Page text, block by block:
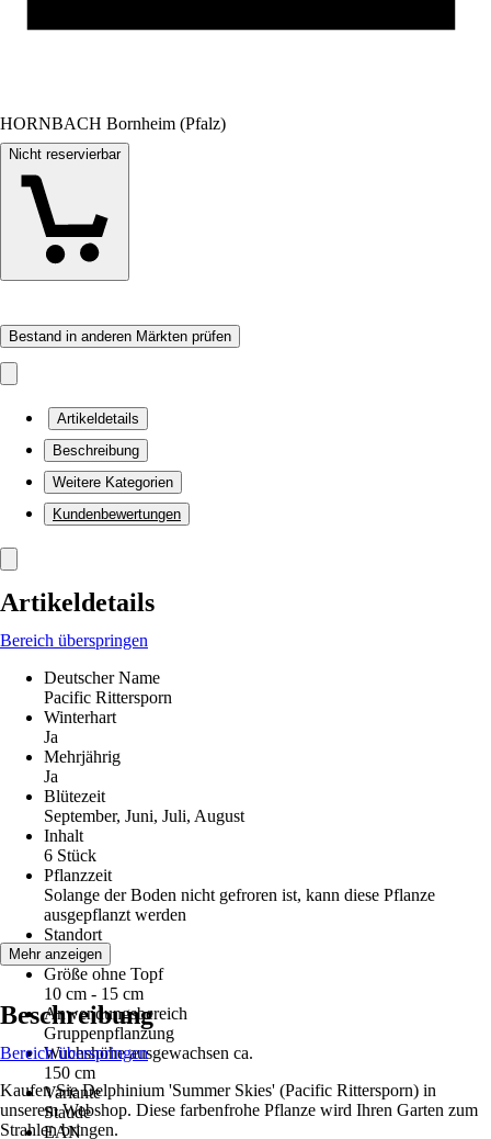
HORNBACH Bornheim (Pfalz)
Nicht reservierbar
Bestand in anderen Märkten prüfen
Artikeldetails
Beschreibung
Weitere Kategorien
Kundenbewertungen
Artikeldetails
Bereich überspringen
Deutscher Name
Pacific Rittersporn
Winterhart
Ja
Mehrjährig
Ja
Blütezeit
September, Juni, Juli, August
Inhalt
6 Stück
Pflanzzeit
Solange der Boden nicht gefroren ist, kann diese Pflanze
ausgepflanzt werden
Standort
Sonne
Größe ohne Topf
10 cm - 15 cm
Anwendungsbereich
Gruppenpflanzung
Wuchshöhe ausgewachsen ca.
150 cm
Variante
Staude
EAN
Mehr anzeigen
Beschreibung
Bereich überspringen
Kaufen Sie Delphinium 'Summer Skies' (Pacific Rittersporn) in
unserem Webshop. Diese farbenfrohe Pflanze wird Ihren Garten zum
Strahlen bringen.